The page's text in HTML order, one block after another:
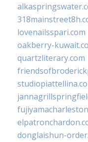
lovenailsspari.com
oakberry-
quartzliterary.com
donglaishun-